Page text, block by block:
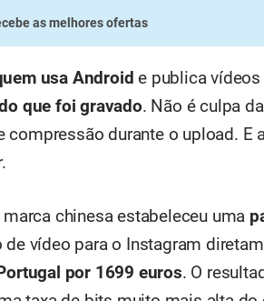
as melhores ofertas
usa Android e publica
que foi gravado. Não é culpa
durante o upload. E
chinesa estabeleceu uma
vídeo para o Instagram
por 1699 euros. O